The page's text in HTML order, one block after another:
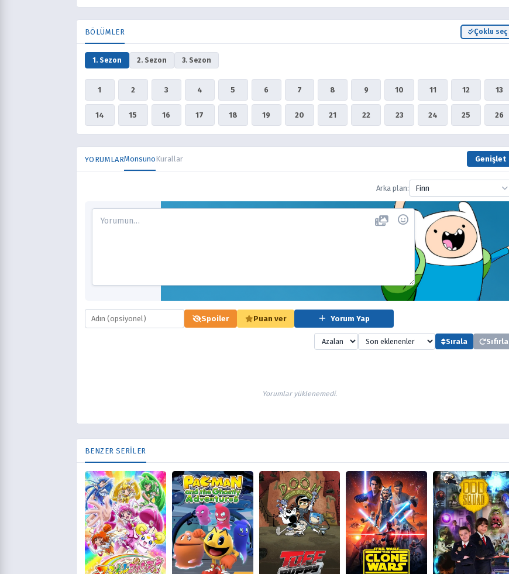
BÖLÜMLER Çoklu seç
1. Sezon 2. Sezon 3. Sezon
1 2 3 4 5 6 7 8 9 10 11 12 13
14 15 16 17 18 19 20 21 22 23 24 25 26
YORUMLARMonsunoKurallar Genişlet
Arka plan: Finn
Spoiler Puan ver Yorum Yap
Sırala Sıfırla
Yorumlar yüklenemedi.
BENZER SERİLER